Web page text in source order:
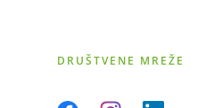
DRUŠTVENE MREŽE